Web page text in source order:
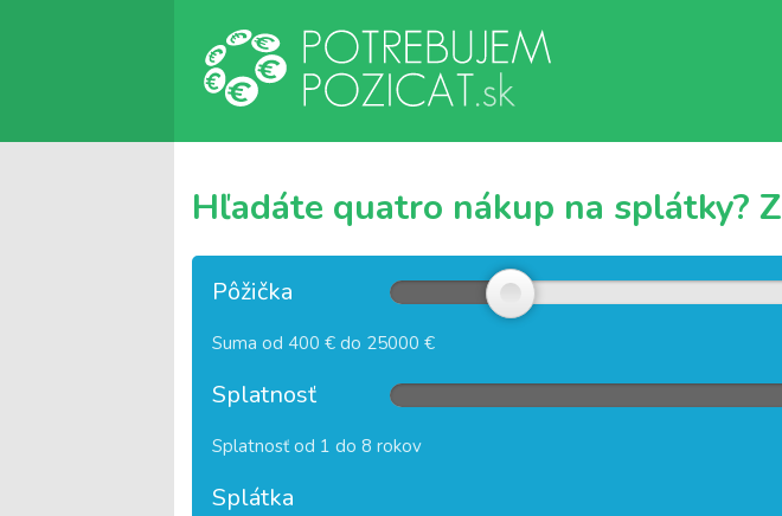
Hľadáte quatro nákup na splátky?
Pôžička
Suma od 400 € do 25000 €
Splatnosť
Splatnosť od 1 do 8 rokov
Splátka